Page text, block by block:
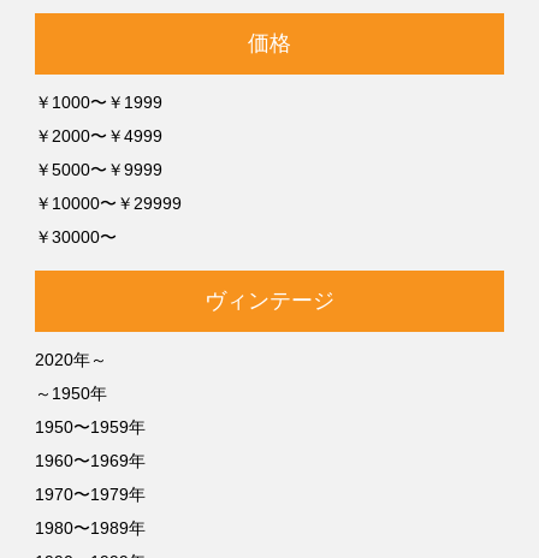
価格
￥1000〜￥1999
￥2000〜￥4999
￥5000〜￥9999
￥10000〜￥29999
￥30000〜
ヴィンテージ
2020年～
～1950年
1950〜1959年
1960〜1969年
1970〜1979年
1980〜1989年